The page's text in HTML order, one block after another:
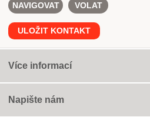
NAVIGOVAT VOLAT
ULOŽIT KONTAKT
Více informací
Napište nám